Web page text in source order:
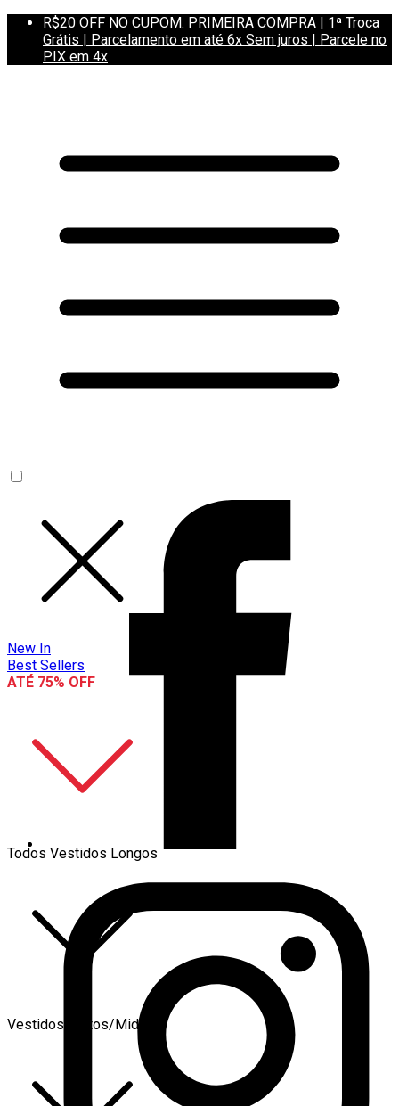
R$20 OFF NO CUPOM: PRIMEIRA COMPRA | 1ª Troca
Grátis | Parcelamento em até 6x Sem juros | Parcele no
PIX em 4x
New In
Best Sellers
ATÉ 75% OFF
Todos Vestidos Longos
Vestidos Curtos/Midi